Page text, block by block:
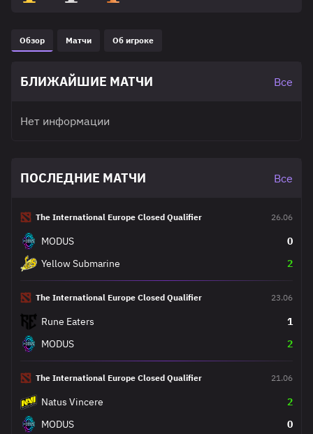
Обзор Матчи Об игроке
БЛИЖАЙШИЕ МАТЧИ Все
Нет информации
ПОСЛЕДНИЕ МАТЧИ Все
The International Europe Closed Qualifier 26.06
MODUS
0
Yellow Submarine
2
The International Europe Closed Qualifier 23.06
Rune Eaters
1
MODUS
2
The International Europe Closed Qualifier 21.06
Natus Vincere
2
MODUS
0